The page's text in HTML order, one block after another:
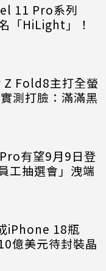
11 Pro系列
「HiLight」！
Z Fold8主打全螢
測打臉：滿滿黑
有望9月9日登
工抽選會」洩端
iPhone 18瓶
億美元待封裝晶